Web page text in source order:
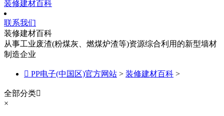
装修建材百科
联系我们
装修建材百科
从事工业废渣(粉煤灰、燃煤炉渣等)资源综合利用的新型墙材
制造企业
 PP电子(中国区)官方网站 > 装修建材百科 >
全部分类
×